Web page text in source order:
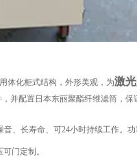
体化柜式结构，外形美观，为激
并配置日本东丽聚酯纤维滤筒，保
、长寿命、可24小时持续工作。
门定制。